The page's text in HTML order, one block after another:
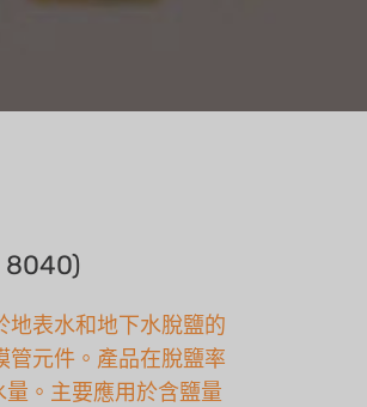
8040)
地表水和地下水脫鹽的
管元件。產品在脫鹽率
。主要應用於含鹽量